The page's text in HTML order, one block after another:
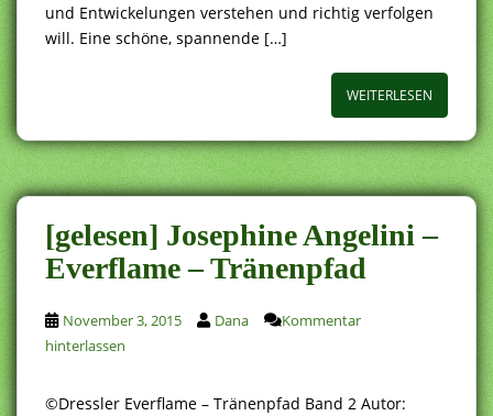
und Entwickelungen verstehen und richtig verfolgen
will. Eine schöne, spannende […]
WEITERLESEN
[gelesen] Josephine Angelini –
Everflame – Tränenpfad
November 3, 2015 Dana
Kommentar
hinterlassen
©Dressler Everflame – Tränenpfad Band 2 Autor: